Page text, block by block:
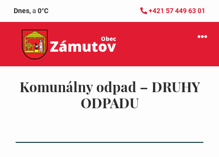
Dnes,a 0°C +421 57 449 63 01
Komunálny odpad – DRUHY
ODPADU